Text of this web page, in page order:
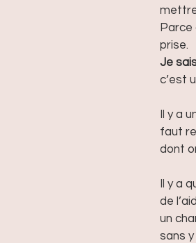
Parce
prise.
Je
c’est
Il y a
faut
dont
Il y a
de
un
sans y